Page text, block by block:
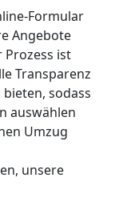
Formular
Angebote
ist
Transparenz
sodass
auswählen
Umzug
unsere